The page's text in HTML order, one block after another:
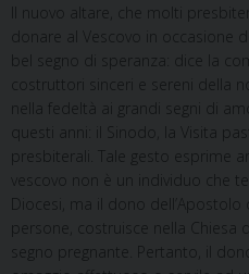
Il nuovo altare, che molti
donare al Vescovo in occasione
bel segno di speranza: dice la
costruttori sinceri e sereni della
nella fedeltà ai grandi segni di
questi anni: il Sinodo, la Visita
presbiterali. Tale gesto esprime
vescovo non è un individuo che
Diocesi, ma il dono dell’Apostolo
persone, costruisce nella Chiesa
segno pregnante. Pertanto, il